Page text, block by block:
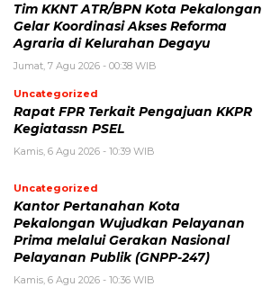
Tim KKNT ATR/BPN Kota Pekalongan
Gelar Koordinasi Akses Reforma
Agraria di Kelurahan Degayu
Jumat, 7 Agu 2026 - 00:38 WIB
Uncategorized
Rapat FPR Terkait Pengajuan KKPR
Kegiatassn PSEL
Kamis, 6 Agu 2026 - 10:39 WIB
Uncategorized
Kantor Pertanahan Kota
Pekalongan Wujudkan Pelayanan
Prima melalui Gerakan Nasional
Pelayanan Publik (GNPP-247)
Kamis, 6 Agu 2026 - 10:36 WIB